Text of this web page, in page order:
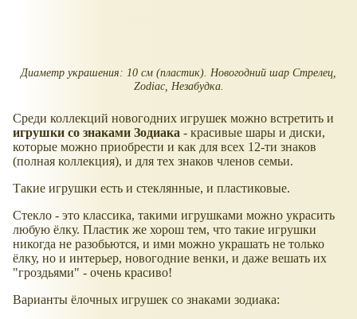
Диаметр украшения: 10 см (пластик). Новогодний шар Стрелец,
Zodiac, Незабудка.
Среди коллекций новогодних игрушек можно встретить и
игрушки со знаками Зодиака - красивые шары и диски,
которые можно приобрести и как для всех 12-ти знаков
(полная коллекция), и для тех знаков членов семьи.
Такие игрушки есть и стеклянные, и пластиковые.
Стекло - это классика, такими игрушками можно украсить
любую ёлку. Пластик же хорош тем, что такие игрушки
никогда не разобьются, и ими можно украшать не только
ёлку, но и интерьер, новогодние венки, и даже вешать их
"гроздьями" - очень красиво!
Варианты ёлочных игрушек со знаками зодиака: